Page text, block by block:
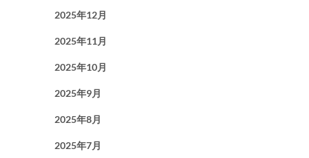
2025年12月
2025年11月
2025年10月
2025年9月
2025年8月
2025年7月